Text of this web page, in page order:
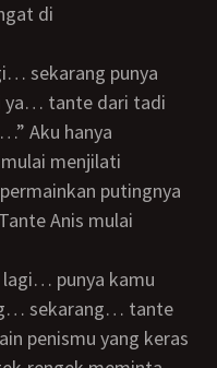
di
ya… tante dari tadi
Aku hanya
menjilati
putingnya
Anis mulai
sekarang… tante
penismu yang keras